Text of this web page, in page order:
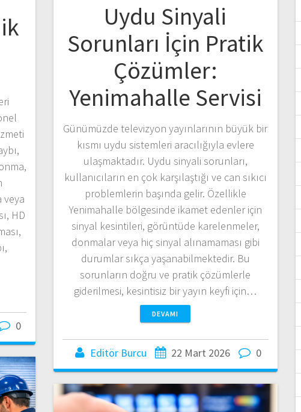
veya
HD
0
Uydu Sinyali
Sorunları İçin Pratik
Çözümler:
Yenimahalle Servisi
Günümüzde televizyon yayınlarının büyük bir
kısmı uydu sistemleri aracılığıyla evlere
ulaşmaktadır. Uydu sinyali sorunları,
kullanıcıların en çok karşılaştığı ve can sıkıcı
problemlerin başında gelir. Özellikle
Yenimahalle bölgesinde ikamet edenler için
sinyal kesintileri, görüntüde karelenmeler,
donmalar veya hiç sinyal alınamaması gibi
durumlar sıkça yaşanabilmektedir. Bu
sorunların doğru ve pratik çözümlerle
giderilmesi, kesintisiz bir yayın keyfi için…
DEVAMI
Editör Burcu 22 Mart 2026 0